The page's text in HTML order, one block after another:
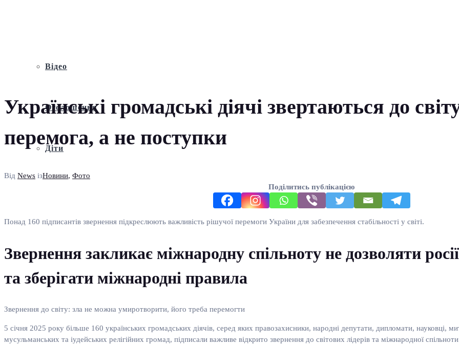
Відео
Оголошення
Діти
Українські громадські діячі звертаються до
перемога, а не поступки
Від News ізНовини, Фото
Поділитись публікацією
Понад 160 підписантів звернення підкреслюють важливість рішучої перемоги України для забезпечення стабільності у світі.
Звернення закликає міжнародну спільноту не дозволяти
та зберігати міжнародні правила
Звернення до світу: зла не можна умиротворити, його треба перемогти
5 січня 2025 року більше 160 українських громадських діячів, серед яких правозахисники, народні депутати, дипломати, науковці,
мусульманських та іудейських релігійних громад, підписали важливе відкрито звернення до світових лідерів та міжнародної